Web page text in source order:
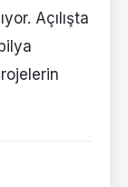
Açılışta